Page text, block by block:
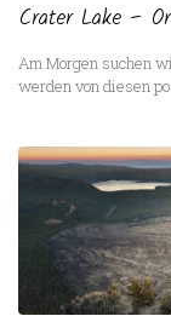
Crater Lake –
Am Morgen suchen
werden von diesen